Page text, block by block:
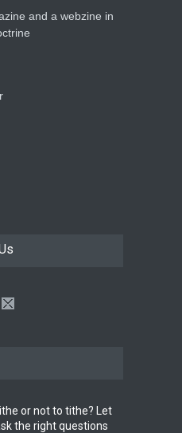
Lord really with me ?
and a webzine in
or not to tithe? Let
the right questions